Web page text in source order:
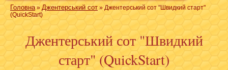
Головна» Джентерський сот » Джентерський сот "Швидкий старт"
(QuickStart)
Джентерський сот "Швидкий
старт" (QuickStart)